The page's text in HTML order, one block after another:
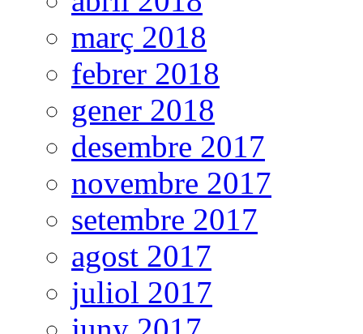
març 2018
febrer 2018
gener 2018
desembre 2017
novembre 2017
setembre 2017
agost 2017
juliol 2017